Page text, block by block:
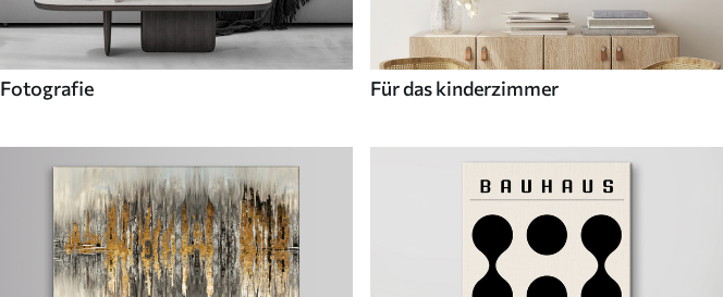
Fotografie
Für das kinderzimmer